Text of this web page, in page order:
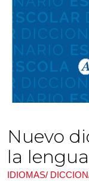
Nuevo
la
IDIOMAS/